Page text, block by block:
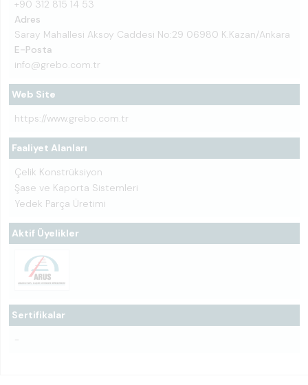
+90 312 815 14 53
Adres
Saray Mahallesi Aksoy Caddesi No:29 06980 K.Kazan/Ankara
E-Posta
info@grebo.com.tr
Web Site
https://www.grebo.com.tr
Faaliyet Alanları
Çelik Konstrüksiyon
Şase ve Kaporta Sistemleri
Yedek Parça Üretimi
Aktif Üyelikler
Sertifikalar
-